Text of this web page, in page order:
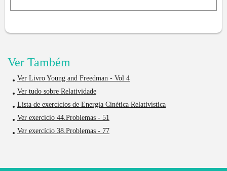
Ver Também
Ver Livro Young and Freedman - Vol 4
Ver tudo sobre Relatividade
Lista de exercícios de Energia Cinética Relativística
Ver exercício 44.Problemas - 51
Ver exercício 38.Problemas - 77